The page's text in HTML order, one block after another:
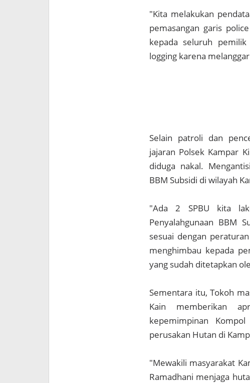
"Kita melakukan
pemasangan garis
kepada seluruh
logging karena
Selain patroli dan
jajaran Polsek Kampar
diduga nakal.
BBM Subsidi di wilayah
"Ada 2 SPBU kita
Penyalahgunaan BBM
sesuai dengan
menghimbau kepada
yang sudah ditetapkan
Sementara itu, Tokoh
Kain memberikan
kepemimpinan
perusakan Hutan di
"Mewakili masyarakat
Ramadhani menjaga